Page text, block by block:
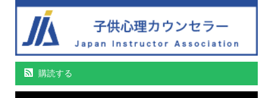
購読する